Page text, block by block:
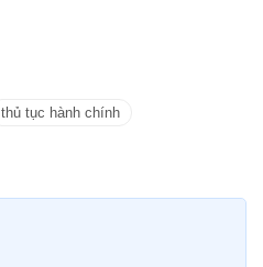
thủ tục hành chính